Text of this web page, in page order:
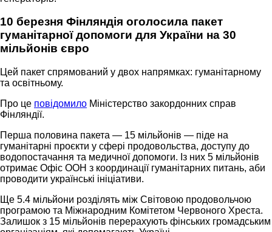
10 березня Фінляндія оголосила пакет
гуманітарної допомоги для України на 30
мільйонів євро
Цей пакет спрямований у двох напрямках: гуманітарному
та освітньому.
Про це повідомило Міністерство закордонних справ
Фінляндії.
Перша половина пакета — 15 мільйонів — піде на
гуманітарні проєкти у сфері продовольства, доступу до
водопостачання та медичної допомоги. Із них 5 мільйонів
отримає Офіс ООН з координації гуманітарних питань, аби
проводити українські ініціативи.
Ще 5.4 мільйони розділять між Світовою продовольчою
програмою та Міжнародним Комітетом Червоного Хреста.
Залишок з 15 мільйонів перерахують фінських громадським